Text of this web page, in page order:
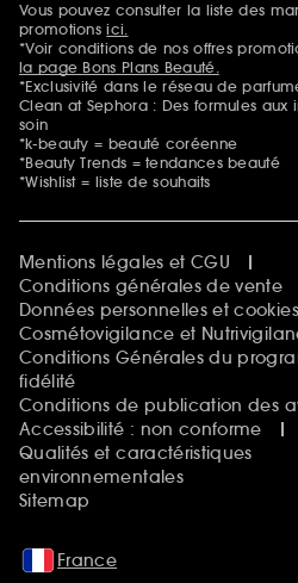
Mentions additionnelles
Vous pouvez consulter la liste des
promotionsici.
*Voir conditions de nos offres
la page Bons Plans Beauté.
*Exclusivité dans le réseau de
Clean at Sephora : Des formules aux
soin
*k-beauty = beauté coréenne
*Beauty Trends = tendances beauté
*Wishlist = liste de souhaits
Mentions légales et CGU
Conditions générales de vente
Données personnelles et cookies
Cosmétovigilance et
Conditions Générales du
fidélité
Conditions de publication des
Accessibilité : non conforme
Qualités et caractéristiques
environnementales
Sitemap
France